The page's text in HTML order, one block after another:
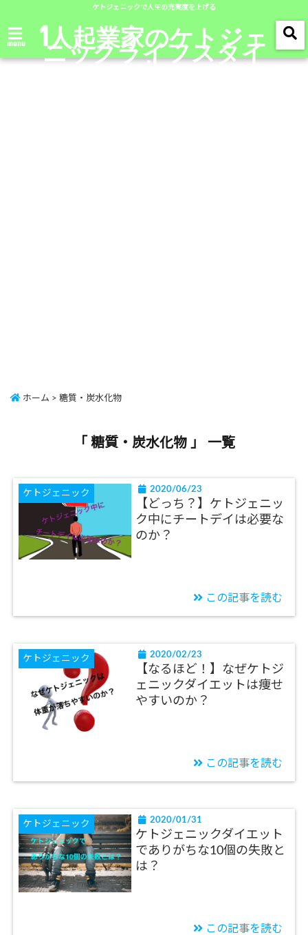
ケトジェニックで人生の充実度を上げる
menu 1人起業家のケトジェ
ニックライフスタイ
ル
ホーム > 糖質・炭水化物
「 糖質・炭水化物 」 一覧
ケトジェニック 2020/06/23
【どっち？】ケトジェニッ
ク中にチートデイは必要な
のか？
この記事を読む
ケトジェニック 2020/02/23
【なるほど！】なぜケトジ
ェニックダイエットは痩せ
やすいのか？
この記事を読む
ケトジェニック 2020/01/31
ケトジェニックダイエット
でありがちな10個の失敗と
は？
この記事を読む